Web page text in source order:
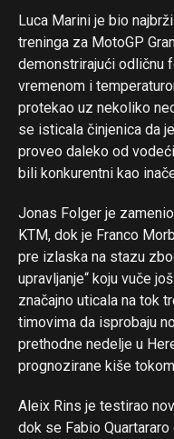
Luca Marini je bio
treninga za MotoGP
demonstrirajući odličnu
vremenom i
protekao uz nekoliko
se isticala činjenica da
proveo daleko od
bili konkurentni kao
Jonas Folger je
KTM, dok je Franco
pre izlaska na stazu
upravljanje“ koju vuče
značajno uticala na tok
timovima da isprobaju
prethodne nedelje u
prognozirane kiše
Aleix Rins je testirao
dok se Fabio